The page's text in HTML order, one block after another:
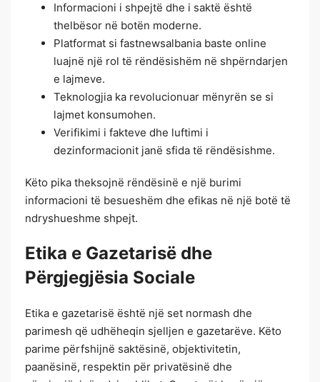
Informacioni i shpejtë dhe i saktë është
thelbësor në botën moderne.
Platformat si fastnewsalbania baste online
luajnë një rol të rëndësishëm në shpërndarjen
e lajmeve.
Teknologjia ka revolucionuar mënyrën se si
lajmet konsumohen.
Verifikimi i fakteve dhe luftimi i
dezinformacionit janë sfida të rëndësishme.
Këto pika theksojnë rëndësinë e një burimi
informacioni të besueshëm dhe efikas në një botë të
ndryshueshme shpejt.
Etika e Gazetarisë dhe
Përgjegjësia Sociale
Etika e gazetarisë është një set normash dhe
parimesh që udhëheqin sjelljen e gazetarëve. Këto
parime përfshijnë saktësinë, objektivitetin,
paanësinë, respektin për privatësinë dhe